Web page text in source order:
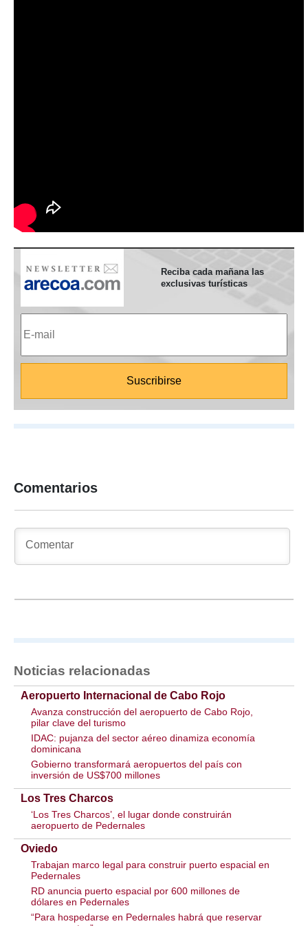
Reciba cada mañana las
exclusivas turísticas
Comentarios
Noticias relacionadas
Aeropuerto Internacional de Cabo Rojo
Avanza construcción del aeropuerto de Cabo Rojo,
pilar clave del turismo
IDAC: pujanza del sector aéreo dinamiza economía
dominicana
Gobierno transformará aeropuertos del país con
inversión de US$700 millones
Los Tres Charcos
‘Los Tres Charcos’, el lugar donde construirán
aeropuerto de Pedernales
Oviedo
Trabajan marco legal para construir puerto espacial en
Pedernales
RD anuncia puerto espacial por 600 millones de
dólares en Pedernales
“Para hospedarse en Pedernales habrá que reservar